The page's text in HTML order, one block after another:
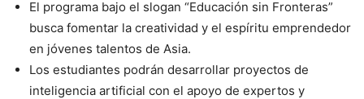
El programa bajo el slogan “Educación sin Fronteras”
busca fomentar la creatividad y el espíritu emprendedor
en jóvenes talentos de Asia.
Los estudiantes podrán desarrollar proyectos de
inteligencia artificial con el apoyo de expertos y